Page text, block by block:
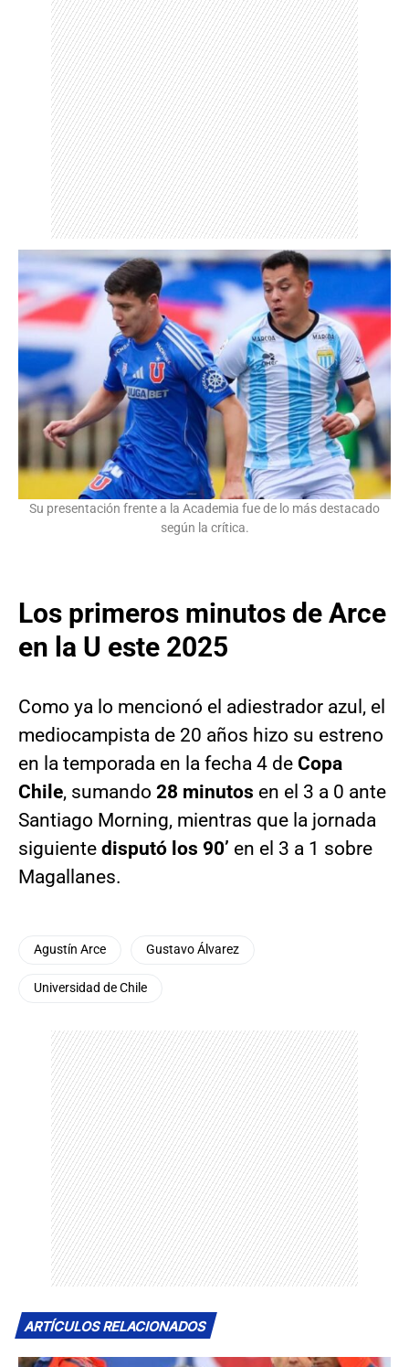
Su presentación frente a la Academia fue de lo más destacado
según la crítica.
Los primeros minutos de Arce
en la U este 2025
Como ya lo mencionó el adiestrador azul, el
mediocampista de 20 años hizo su estreno
en la temporada en la fecha 4 de Copa
Chile, sumando 28 minutos en el 3 a 0 ante
Santiago Morning, mientras que la jornada
siguiente disputó los 90’ en el 3 a 1 sobre
Magallanes.
Agustín Arce Gustavo Álvarez
Universidad de Chile
ARTÍCULOS RELACIONADOS